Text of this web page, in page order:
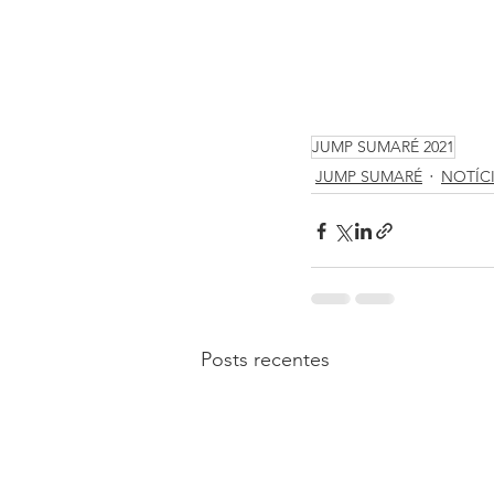
JUMP SUMARÉ 2021
JUMP SUMARÉ
Posts recentes